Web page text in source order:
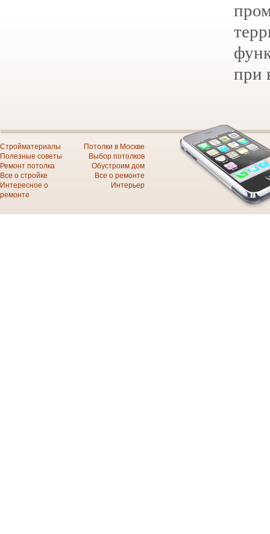
при
Стройматериалы
Полезные советы
Ремонт потолка
Все о стройке
Интересное о
ремонте
Потолки в Москве
Выбор потолков
Обустроим дом
Все о ремонте
Интерьер